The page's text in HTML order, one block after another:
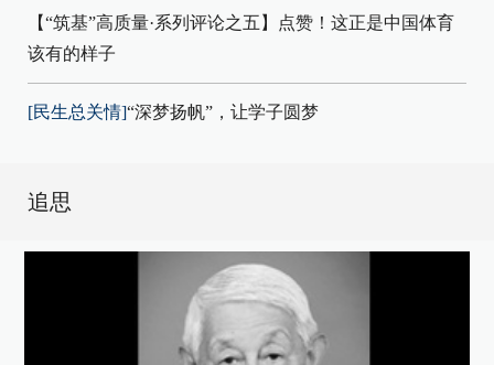
【“筑基”高质量·系列评论之五】点赞！这正是中国体育
该有的样子
[民生总关情]“深梦扬帆”，让学子圆梦
追思